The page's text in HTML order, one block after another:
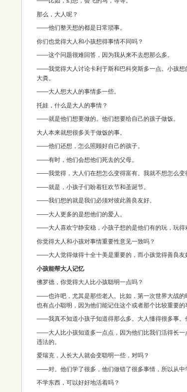
那么，大人呢？
——他们整天想的都是日常琐事。
你们也觉得大人和小孩想得事情不同吗？
——这个问题很难回答，因为我从来不去想那么多。
——我觉得大人讨论卡利于斯和巴科突斯多一点。小孩想
大粪。
——大人想大人的事情多一些。
托娃，什么是大人的事情？
——就是他们想要做的。他们想要给自己的孩子做饭。
大人本来就想很多关于做饭的事。
——他们还想，怎么照顾好自己的孩子。
——有时，他们会想他们死去的父母。
——我觉得，大人们在想怎么变得富有。我就不想怎么变
——就是，小孩子们盼着狂欢节和圣诞节。
——我们想的就是我们必须对彼此善良友好。
——大人更多的是想他们的爱人。
——大人喜欢宁静安稳，小孩子想的是他们有的玩，玩得
你觉得大人和小孩对事情重要性意见一致吗？
——大人觉得做得十全十美是重要的，而小孩觉得善良友
小孩能帮大人记忆
佛罗德，你觉得大人比小孩聪明一点吗？
——也许吧，尤其是那些老人。比如，第一次世界大战的
也有点小聪明，因为他们能记住这个或者那个比较重要的
——我真不知道小孩子知道得那么多。大人懂得很多事。
——大人比小孩知道多一点点，因为他们比我们活得长一
违法的。
爱瑞克，人长大人就会变聪明一些，对吗？
——对。他们学了很多，他们做错了很多事情，所以从中
不学东西，可以好好地活着吗？